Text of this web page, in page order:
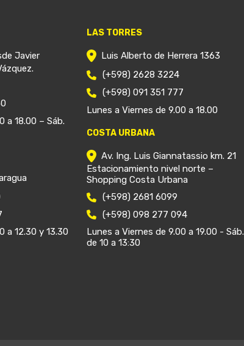
Javier
a 18.00 – Sáb.
a 12.30 y 13.30
LAS TORRES
Luis Alberto de Herrera 1363
(+598) 2628 3224
(+598) 091 351 777
Lunes a Viernes de 9.00 a 18.00
COSTA URBANA
Av. Ing. Luis Giannatassio km. 21
Estacionamiento nivel norte –
Shopping Costa Urbana
(+598) 2681 6099
(+598) 098 277 094
Lunes a Viernes de 9.00 a 19.00 - Sáb.
de 10 a 13:30